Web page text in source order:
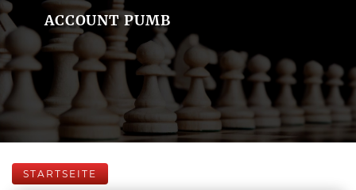
ACCOUNT PUMB
STARTSEITE